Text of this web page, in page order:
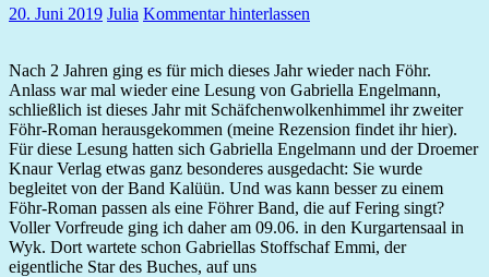
20. Juni 2019 Julia Kommentar hinterlassen
Nach 2 Jahren ging es für mich dieses Jahr wieder nach Föhr.
Anlass war mal wieder eine Lesung von Gabriella Engelmann,
schließlich ist dieses Jahr mit Schäfchenwolkenhimmel ihr zweiter
Föhr-Roman herausgekommen (meine Rezension findet ihr hier).
Für diese Lesung hatten sich Gabriella Engelmann und der Droemer
Knaur Verlag etwas ganz besonderes ausgedacht: Sie wurde
begleitet von der Band Kalüün. Und was kann besser zu einem
Föhr-Roman passen als eine Föhrer Band, die auf Fering singt?
Voller Vorfreude ging ich daher am 09.06. in den Kurgartensaal in
Wyk. Dort wartete schon Gabriellas Stoffschaf Emmi, der
eigentliche Star des Buches, auf uns